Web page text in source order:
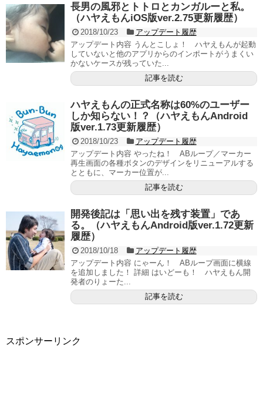
長男の風邪とトトロとカンガルーと私。
（ハヤえもんiOS版ver.2.75更新履歴）
2018/10/23
アップデート履歴
アップデート内容 うんとこしょ！ ハヤえもんが起動
していないと他のアプリからのインポートがうまくい
かないケースが残っていた...
記事を読む
ハヤえもんの正式名称は60%のユーザー
しか知らない！？（ハヤえもんAndroid
版ver.1.73更新履歴）
2018/10/23
アップデート履歴
アップデート内容 やったね！ ABループ／マーカー
再生画面の各種ボタンのデザインをリニューアルする
とともに、マーカー位置が...
記事を読む
開発後記は「思い出を残す装置」であ
る。（ハヤえもんAndroid版ver.1.72更新
履歴）
2018/10/18
アップデート履歴
アップデート内容 にゃーん！ ABループ画面に横線
を追加しました！ 詳細 はいどーも！ ハヤえもん開
発者のりょーた...
記事を読む
スポンサーリンク